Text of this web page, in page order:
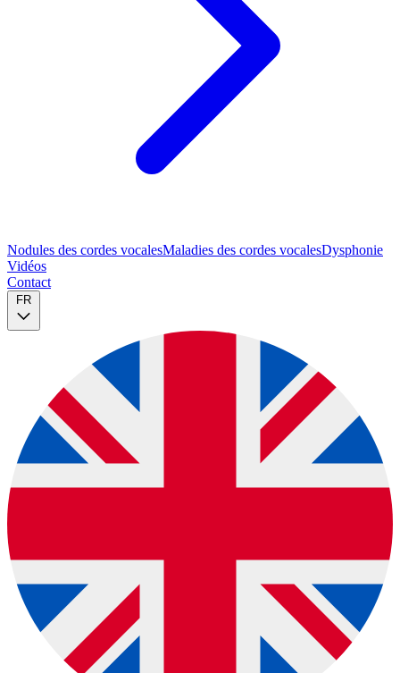
Nodules des cordes vocalesMaladies des cordes vocalesDysphonie
Vidéos
Contact